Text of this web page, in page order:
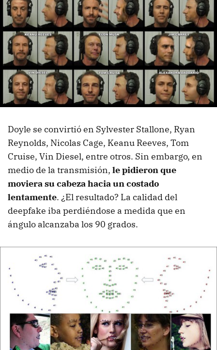
Doyle se convirtió en Sylvester Stallone, Ryan
Reynolds, Nicolas Cage, Keanu Reeves, Tom
Cruise, Vin Diesel, entre otros. Sin embargo, en
medio de la transmisión, le pidieron que
moviera su cabeza hacia un costado
lentamente. ¿El resultado? La calidad del
deepfake iba perdiéndose a medida que en
ángulo alcanzaba los 90 grados.